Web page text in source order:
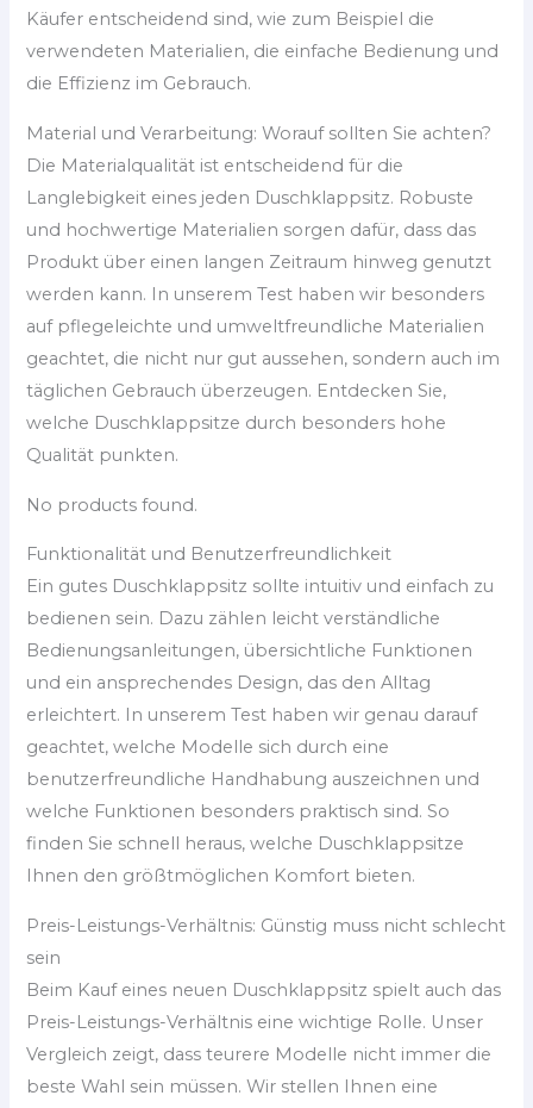
Käufer entscheidend sind, wie zum Beispiel die
verwendeten Materialien, die einfache Bedienung und
die Effizienz im Gebrauch.
Material und Verarbeitung: Worauf sollten Sie achten?
Die Materialqualität ist entscheidend für die
Langlebigkeit eines jeden Duschklappsitz. Robuste
und hochwertige Materialien sorgen dafür, dass das
Produkt über einen langen Zeitraum hinweg genutzt
werden kann. In unserem Test haben wir besonders
auf pflegeleichte und umweltfreundliche Materialien
geachtet, die nicht nur gut aussehen, sondern auch im
täglichen Gebrauch überzeugen. Entdecken Sie,
welche Duschklappsitze durch besonders hohe
Qualität punkten.
No products found.
Funktionalität und Benutzerfreundlichkeit
Ein gutes Duschklappsitz sollte intuitiv und einfach zu
bedienen sein. Dazu zählen leicht verständliche
Bedienungsanleitungen, übersichtliche Funktionen
und ein ansprechendes Design, das den Alltag
erleichtert. In unserem Test haben wir genau darauf
geachtet, welche Modelle sich durch eine
benutzerfreundliche Handhabung auszeichnen und
welche Funktionen besonders praktisch sind. So
finden Sie schnell heraus, welche Duschklappsitze
Ihnen den größtmöglichen Komfort bieten.
Preis-Leistungs-Verhältnis: Günstig muss nicht schlecht
sein
Beim Kauf eines neuen Duschklappsitz spielt auch das
Preis-Leistungs-Verhältnis eine wichtige Rolle. Unser
Vergleich zeigt, dass teurere Modelle nicht immer die
beste Wahl sein müssen. Wir stellen Ihnen eine